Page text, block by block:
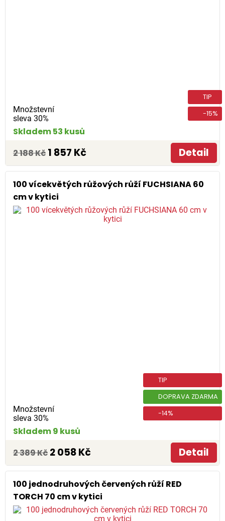
Množstevní
sleva 30%
TIP
-15%
Skladem 53 kusů
2 188 Kč 1 857 Kč Detail
100 vícekvětých růžových růží FUCHSIANA 60
cm v kytici
Množstevní
sleva 30%
TIP
DOPRAVA ZDARMA
-14%
Skladem 9 kusů
2 389 Kč 2 058 Kč Detail
100 jednodruhových červených růží RED
TORCH 70 cm v kytici